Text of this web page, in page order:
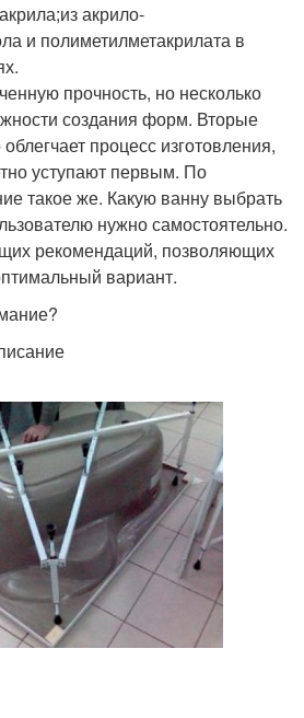
акрило-
и полиметилметакрилата в
прочность, но несколько
создания форм. Вторые
процесс изготовления,
уступают первым. По
такое же. Какую ванну выбрать
нужно самостоятельно.
рекомендаций, позволяющих
вариант.